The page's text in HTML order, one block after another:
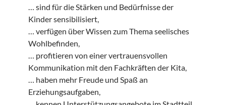
… sind für die Stärken und Bedürfnisse der
Kinder sensibilisiert,
… verfügen über Wissen zum Thema seelisches
Wohlbefinden,
… profitieren von einer vertrauensvollen
Kommunikation mit den Fachkräften der Kita,
… haben mehr Freude und Spaß an
Erziehungsaufgaben,